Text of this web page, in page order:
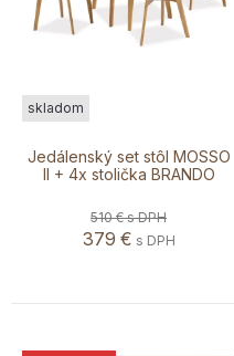
Jedálenský set stôl MOSSO
II + 4x stolička BRANDO
skladom
510 €s DPH
379 € s DPH